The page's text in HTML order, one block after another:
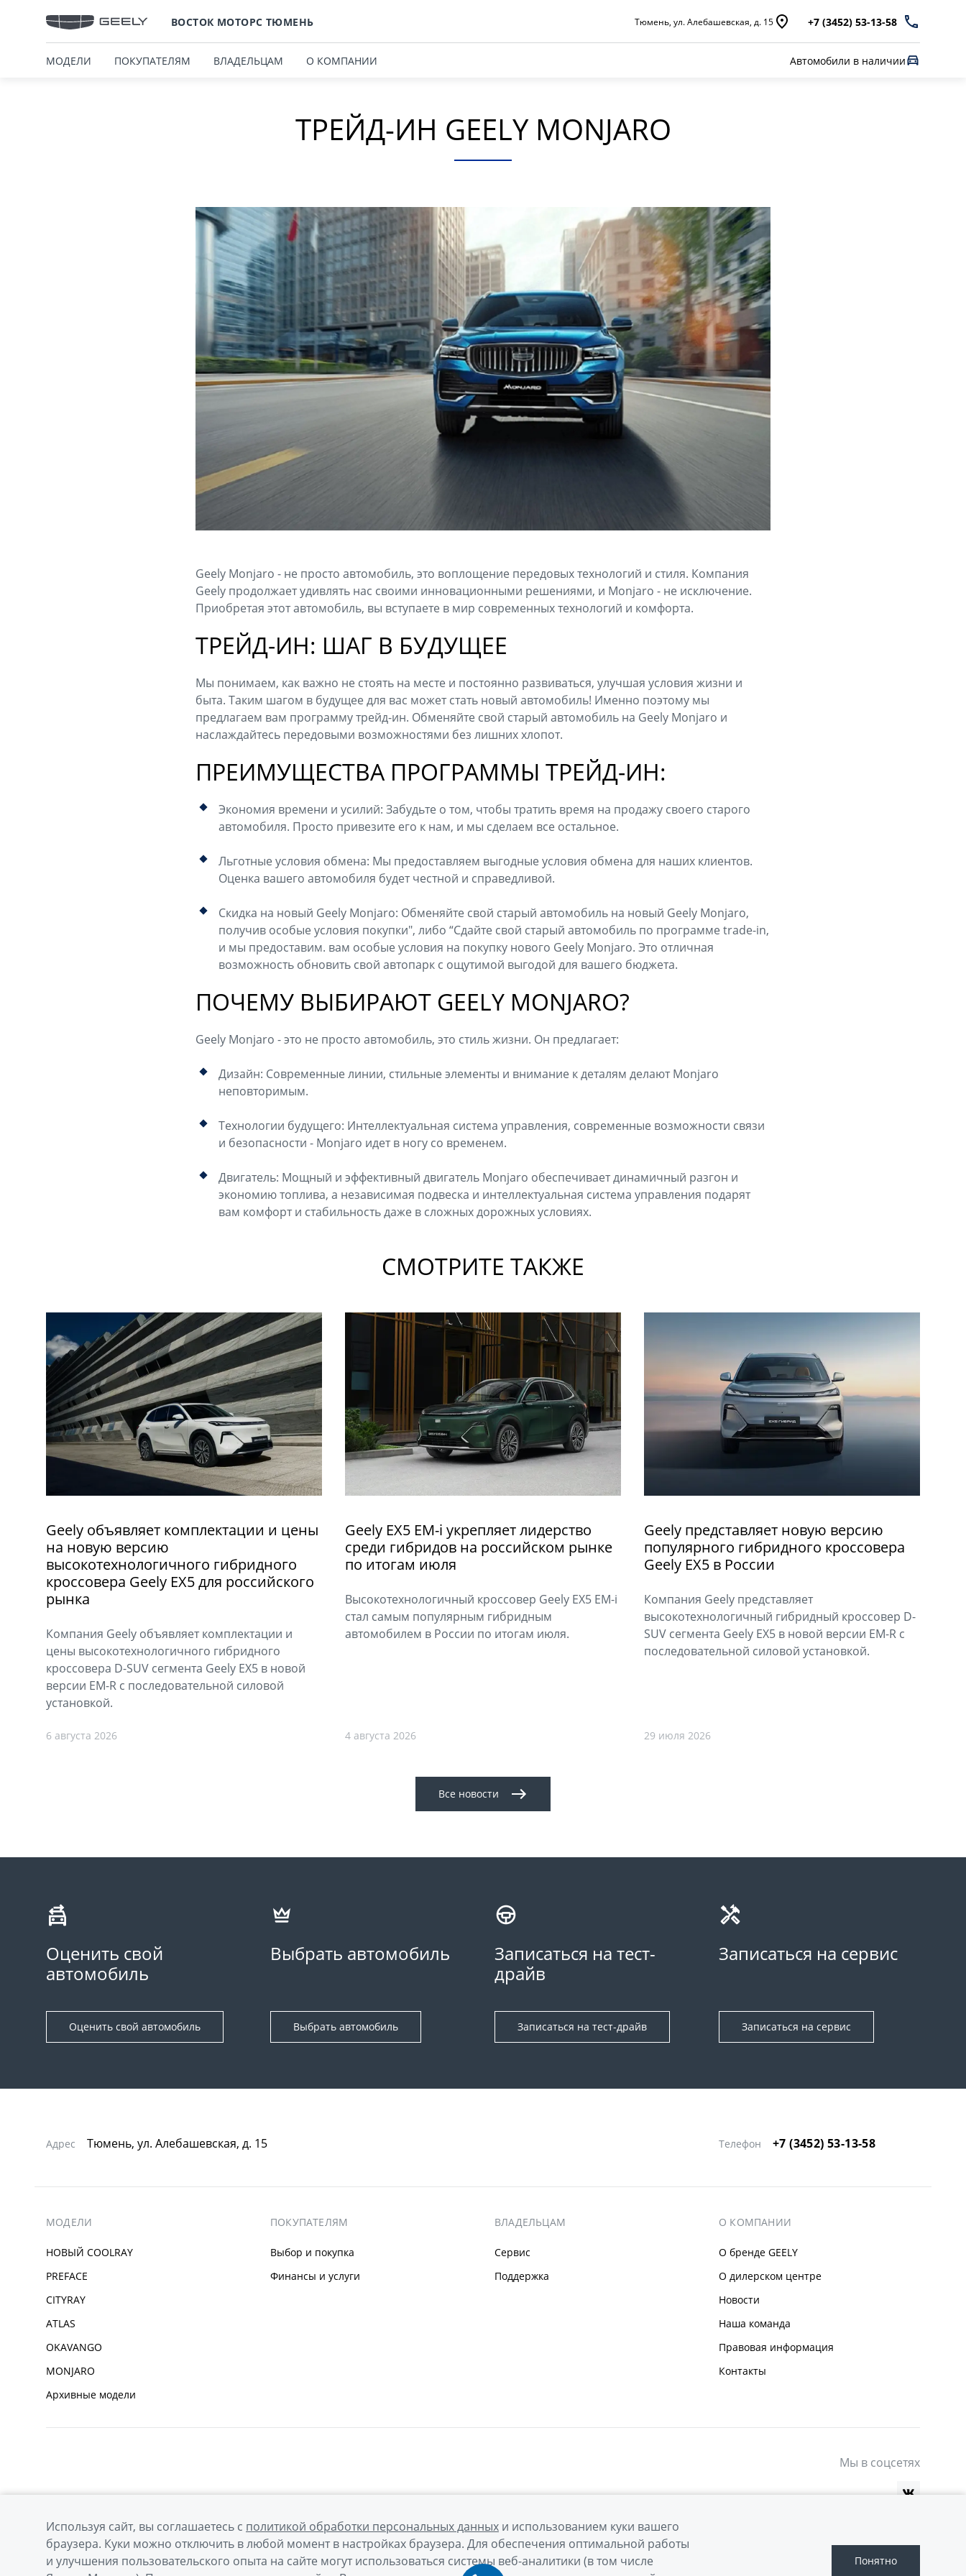
ВОСТОК МОТОРС ТЮМЕНЬ Тюмень, ул. Алебашевская, д. 15 +7 (3452) 53-13-58
МОДЕЛИ ПОКУПАТЕЛЯМ ВЛАДЕЛЬЦАМ О КОМПАНИИ Автомобили в наличии
ТРЕЙД-ИН GEELY MONJARO
Geely Monjaro - не просто автомобиль, это воплощение передовых технологий и стиля. Компания
Geely продолжает удивлять нас своими инновационными решениями, и Monjaro - не исключение.
Приобретая этот автомобиль, вы вступаете в мир современных технологий и комфорта.
ТРЕЙД-ИН: ШАГ В БУДУЩЕЕ
Мы понимаем, как важно не стоять на месте и постоянно развиваться, улучшая условия жизни и
быта. Таким шагом в будущее для вас может стать новый автомобиль! Именно поэтому мы
предлагаем вам программу трейд-ин. Обменяйте свой старый автомобиль на Geely Monjaro и
наслаждайтесь передовыми возможностями без лишних хлопот.
ПРЕИМУЩЕСТВА ПРОГРАММЫ ТРЕЙД-ИН:
Экономия времени и усилий: Забудьте о том, чтобы тратить время на продажу своего старого
автомобиля. Просто привезите его к нам, и мы сделаем все остальное.
Льготные условия обмена: Мы предоставляем выгодные условия обмена для наших клиентов.
Оценка вашего автомобиля будет честной и справедливой.
Скидка на новый Geely Monjaro: Обменяйте свой старый автомобиль на новый Geely Monjaro,
получив особые условия покупки", либо “Сдайте свой старый автомобиль по программе trade-in,
и мы предоставим. вам особые условия на покупку нового Geely Monjaro. Это отличная
возможность обновить свой автопарк с ощутимой выгодой для вашего бюджета.
ПОЧЕМУ ВЫБИРАЮТ GEELY MONJARO?
Geely Monjaro - это не просто автомобиль, это стиль жизни. Он предлагает:
Дизайн: Современные линии, стильные элементы и внимание к деталям делают Monjaro
неповторимым.
Технологии будущего: Интеллектуальная система управления, современные возможности связи
и безопасности - Monjaro идет в ногу со временем.
Двигатель: Мощный и эффективный двигатель Monjaro обеспечивает динамичный разгон и
экономию топлива, а независимая подвеска и интеллектуальная система управления подарят
вам комфорт и стабильность даже в сложных дорожных условиях.
СМОТРИТЕ ТАКЖЕ
Geely объявляет комплектации и цены
на новую версию
высокотехнологичного гибридного
кроссовера Geely EX5 для российского
рынка
Компания Geely объявляет комплектации и
цены высокотехнологичного гибридного
кроссовера D-SUV сегмента Geely EX5 в новой
версии EM-R с последовательной силовой
установкой.
6 августа 2026
Geely EX5 EM-i укрепляет лидерство
среди гибридов на российском рынке
по итогам июля
Высокотехнологичный кроссовер Geely EX5 EM-i
стал самым популярным гибридным
автомобилем в России по итогам июля.
4 августа 2026
Geely представляет новую версию
популярного гибридного кроссовера
Geely EX5 в России
Компания Geely представляет
высокотехнологичный гибридный кроссовер D-
SUV сегмента Geely EX5 в новой версии EM-R с
последовательной силовой установкой.
29 июля 2026
Все новости
Оценить свой
автомобиль
Оценить свой автомобиль
Выбрать автомобиль
Выбрать автомобиль
Записаться на тест-
драйв
Записаться на тест-драйв
Записаться на сервис
Записаться на сервис
Адрес Тюмень, ул. Алебашевская, д. 15 Телефон +7 (3452) 53-13-58
МОДЕЛИ
НОВЫЙ COOLRAY
PREFACE
CITYRAY
ATLAS
OKAVANGO
MONJARO
Архивные модели
ПОКУПАТЕЛЯМ
Выбор и покупка
Финансы и услуги
ВЛАДЕЛЬЦАМ
Сервис
Поддержка
О КОМПАНИИ
О бренде GEELY
О дилерском центре
Новости
Наша команда
Правовая информация
Контакты
Мы в соцсетях
Используя сайт, вы соглашаетесь с политикой обработки персональных данных и использованием куки вашего
браузера. Куки можно отключить в любой момент в настройках браузера. Для обеспечения оптимальной работы
и улучшения пользовательского опыта на сайте могут использоваться системы веб-аналитики (в том числе
Понятно